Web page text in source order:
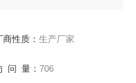
商性质： 生产厂家
问 量： 706